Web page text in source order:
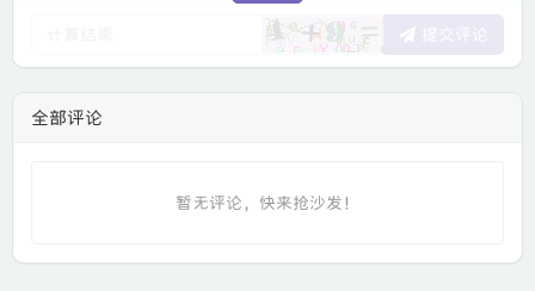
全部评论
暂无评论，快来抢沙发！